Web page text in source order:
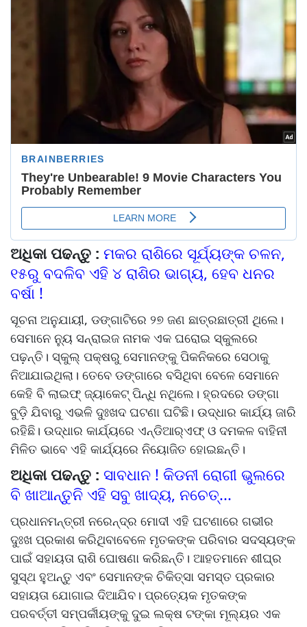
ଅଧିକା ପଢନ୍ତୁ : ମକର ରାଶିରେ ସୂର୍ଯ୍ୟଙ୍କ ଚଳନ,
୧୫ରୁ ବଦଳିବ ଏହି ୪ ରାଶିର ଭାଗ୍ୟ, ହେବ ଧନର
ବର୍ଷା !
ସୂଚନା ଅନୁଯାୟୀ, ଡଙ୍ଗାଟିରେ ୨୭ ଜଣ ଛାତ୍ରଛାତ୍ରୀ ଥିଲେ।
ସେମାନେ ନ୍ୟୁ ସନ୍‌ରାଇଜ ନାମକ ଏକ ଘରୋଇ ସ୍କୁଲରେ
ପଢ଼ନ୍ତି। ସ୍କୁଲ୍‌ ପକ୍ଷରୁ ସେମାନଙ୍କୁ ପିକନିକରେ ସେଠାକୁ
ନିଆଯାଇଥିଲା। ତେବେ ଡଙ୍ଗାରେ ବସିଥିବା ବେଳେ ସେମାନେ
କେହି ବି ଲାଇଫ୍ ଜ୍ୟାକେଟ୍ ପିନ୍ଧି ନଥିଲେ। ହ୍ରଦରେ ଡଙ୍ଗା
ବୁଡ଼ି ଯିବାରୁ ଏଭଳି ଦୁଃଖଦ ଘଟଣା ଘଟିଛି। ଉଦ୍ଧାର କାର୍ଯ୍ୟ ଜାରି
ରହିଛି। ଉଦ୍ଧାର କାର୍ଯ୍ୟରେ ଏନ୍‌ଡିଆର୍‌ଏଫ୍‌ ଓ ଦମକଳ ବାହିନୀ
ମିଳିତ ଭାବେ ଏହି କାର୍ଯ୍ୟରେ ନିୟୋଜିତ ହୋଇଛନ୍ତି।
ଅଧିକା ପଢନ୍ତୁ : ସାବଧାନ ! କିଡନୀ ରୋଗୀ ଭୁଲରେ
ବି ଖାଆନ୍ତୁନି ଏହି ସବୁ ଖାଦ୍ୟ, ନଚେତ୍...
ପ୍ରଧାନମନ୍ତ୍ରୀ ନରେନ୍ଦ୍ର ମୋଦୀ ଏହି ଘଟଣାରେ ଗଭୀର
ଦୁଃଖ ପ୍ରକାଶ କରିଥିବାବେଳେ ମୃତକଙ୍କ ପରିବାର ସଦସ୍ୟଙ୍କ
ପାଇଁ ସହାୟତା ରାଶି ଘୋଷଣା କରିଛନ୍ତି। ଆହତମାନେ ଶୀଘ୍ର
ସୁସ୍ଥ ହୁଅନ୍ତୁ ଏବଂ ସେମାନଙ୍କ ଚିକିତ୍ସା ସମସ୍ତ ପ୍ରକାର
ସହାୟତା ଯୋଗାଇ ଦିଆଯିବ। ପ୍ରତ୍ୟେକ ମୃତକଙ୍କ
ପରବର୍ତ୍ତୀ ସମ୍ପର୍କୀୟଙ୍କୁ ଦୁଇ ଲକ୍ଷ ଟଙ୍କା ମୂଲ୍ୟର ଏକ